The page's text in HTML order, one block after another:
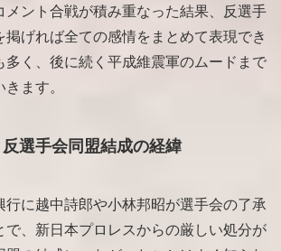
メント合戦が積み重なった結果、反選手
掲げれば全ての感情をまとめて表現でき
多く、後に続く平成維震軍のムードまで
ます。
選手会同盟結成の経緯
行に越中詩郎や小林邦昭が選手会の了承
で、新日本プロレスからの厳しい処分が